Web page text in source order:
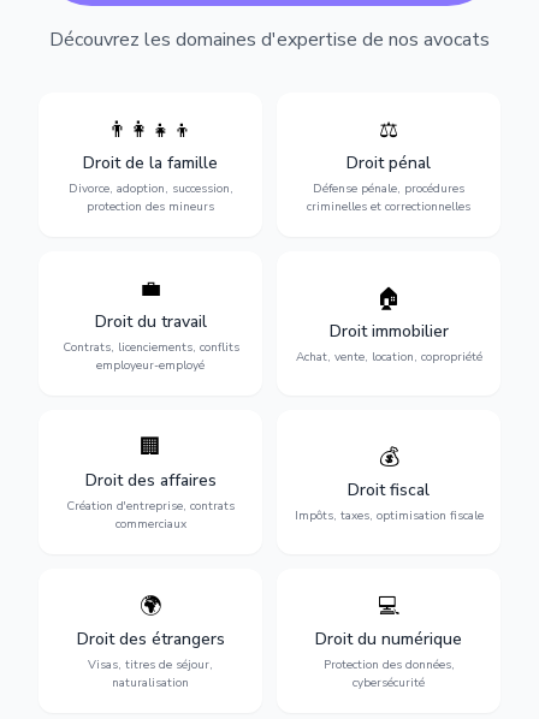
Découvrez les domaines d'expertise de nos avocats
👨‍👩‍👧‍👦
Droit de la famille
Divorce, adoption, succession,
protection des mineurs
Divorce, garde d'enfants,
adoption, succession et
protection des personnes
vulnérables.
⚖️
Droit pénal
Défense pénale, procédures
criminelles et correctionnelles
Expertise en matière pénale,
vue jusqu'au procès, pour
toute affaire correctionnelle
ou criminelle.
💼
Droit du travail
Contrats, licenciements, conflits
employeur-employé
Protection de vos droits au
licenciements, harcèlement,
discrimination et conflits
avec l'employeur.
🏠
Droit immobilier
Achat, vente, location, copropriété
Sécurisation de vos projets
immobiliers : achat, vente,
location, construction et
gestion de copropriété.
🏢
Droit des affaires
Création d'entreprise, contrats
commerciaux
Accompagnement complet
création, contrats
commerciaux, concurrence
et litiges.
💰
Droit fiscal
Impôts, taxes, optimisation fiscale
Optimisation de votre
situation fiscale :
déclarations, contentieux,
contrôles fiscaux et
planification.
🌍
Droit des étrangers
Visas, titres de séjour,
naturalisation
Obtention de vos droits de
séjour : visas, cartes de
séjour, regroupement
familial et naturalisation.
💻
Droit du numérique
Protection des données,
cybersécurité
Protection de vos activités
numériques : RGPD,
cybersécurité, e-commerce
et propriété digitale.